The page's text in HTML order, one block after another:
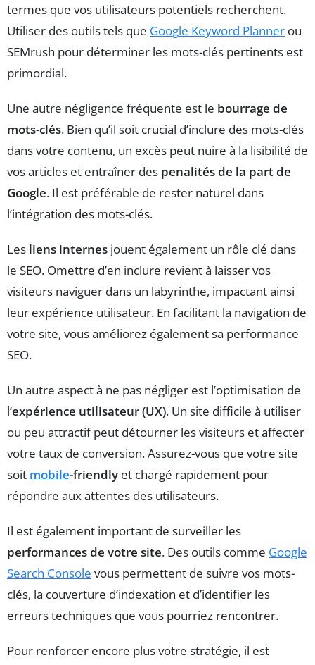
termes que vos utilisateurs potentiels recherchent.
Utiliser des outils tels que Google Keyword Planner ou
SEMrush pour déterminer les mots-clés pertinents est
primordial.
Une autre négligence fréquente est le bourrage de
mots-clés. Bien qu’il soit crucial d’inclure des mots-clés
dans votre contenu, un excès peut nuire à la lisibilité de
vos articles et entraîner des penalités de la part de
Google. Il est préférable de rester naturel dans
l’intégration des mots-clés.
Les liens internes jouent également un rôle clé dans
le SEO. Omettre d’en inclure revient à laisser vos
visiteurs naviguer dans un labyrinthe, impactant ainsi
leur expérience utilisateur. En facilitant la navigation de
votre site, vous améliorez également sa performance
SEO.
Un autre aspect à ne pas négliger est l’optimisation de
l’expérience utilisateur (UX). Un site difficile à utiliser
ou peu attractif peut détourner les visiteurs et affecter
votre taux de conversion. Assurez-vous que votre site
soit mobile-friendly et chargé rapidement pour
répondre aux attentes des utilisateurs.
Il est également important de surveiller les
performances de votre site. Des outils comme Google
Search Console vous permettent de suivre vos mots-
clés, la couverture d’indexation et d’identifier les
erreurs techniques que vous pourriez rencontrer.
Pour renforcer encore plus votre stratégie, il est